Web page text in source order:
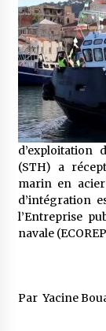
d’exploitation
(STH) a
marin en
d’intégration
l’Entreprise
navale
Par Yacine